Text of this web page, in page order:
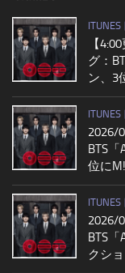
【
グ：
ン、3
2026/
BTS
位に
2026/
BTS
クシ